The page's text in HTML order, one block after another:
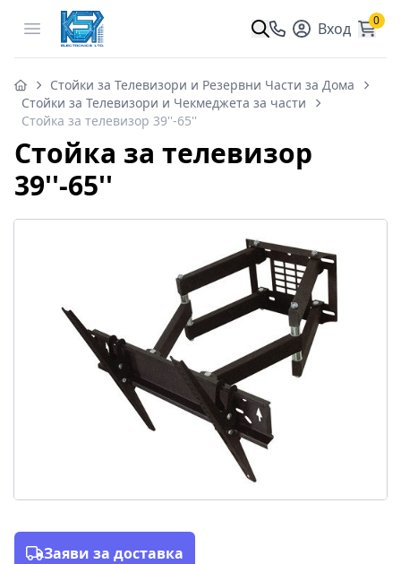
Open menu Вход 0
Стойки за Телевизори и Резервни Части за Дома
Стойки за Телевизори и Чекмеджета за части
Стойка за телевизор 39''-65''
Стойка за телевизор
39''-65''
Заяви за доставка